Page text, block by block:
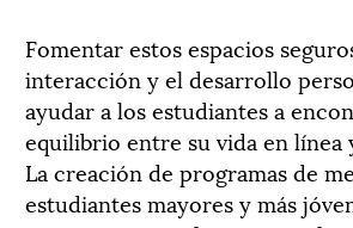
Fomentar estos espacios
interacción y el desarrollo
ayudar a los estudiantes a
equilibrio entre su vida en línea
La creación de programas de
estudiantes mayores y más